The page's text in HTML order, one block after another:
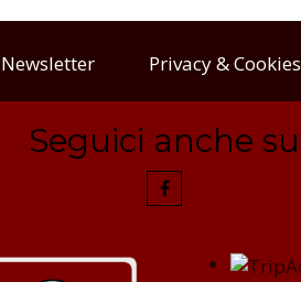
Newsletter Privacy &
Seguici anche su